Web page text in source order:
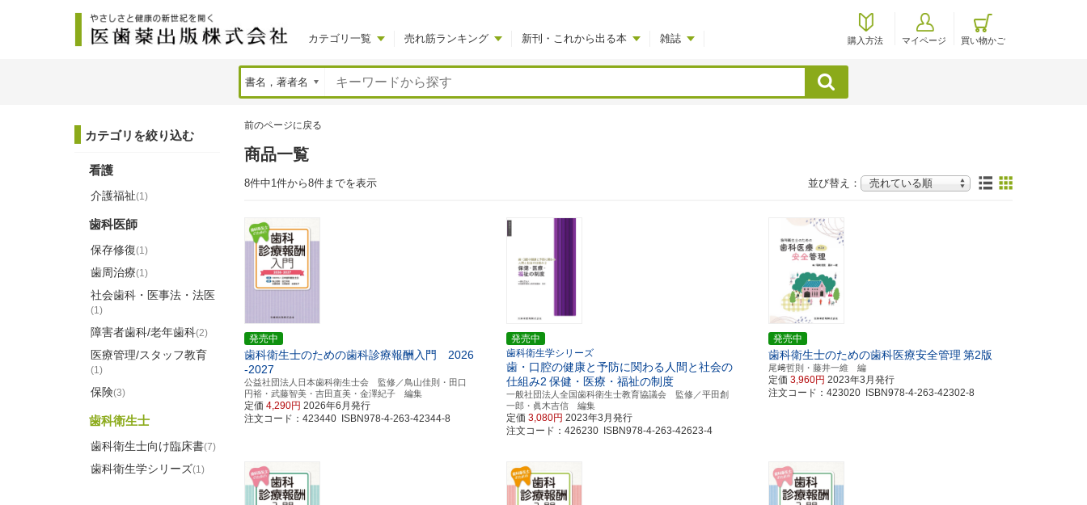
カテゴリ一覧 売れ筋ランキング 新刊・これから出る本 雑誌 購入方法 マイページ 買い物かご
検索
前のページに戻る
商品一覧
8件中1件から8件までを表示 並び替え：
発売中
歯科衛生士のための歯科診療報酬入門 2026
-2027
公益社団法人日本歯科衛生士会 監修／鳥山佳則・田口
円裕・武藤智美・吉田直美・金澤紀子 編集
定価 4,290円 2026年6月発行
注文コード：423440 ISBN978-4-263-42344-8
発売中
歯科衛生学シリーズ
歯・口腔の健康と予防に関わる人間と社会の
仕組み2 保健・医療・福祉の制度
一般社団法人全国歯科衛生士教育協議会 監修／平田創
一郎・眞木吉信 編集
定価3,080円 2023年3月発行
注文コード：426230 ISBN978-4-263-42623-4
発売中
歯科衛生士のための歯科医療安全管理 第2版
尾﨑哲則・藤井一維 編
定価3,960円 2023年3月発行
注文コード：423020 ISBN978-4-263-42302-8
カテゴリを絞り込む
看護
介護福祉(1)
歯科医師
保存修復(1)
歯周治療(1)
社会歯科・医事法・法医
(1)
障害者歯科/老年歯科(2)
医療管理/スタッフ教育
(1)
保険(3)
歯科衛生士
歯科衛生士向け臨床書(7)
歯科衛生学シリーズ(1)